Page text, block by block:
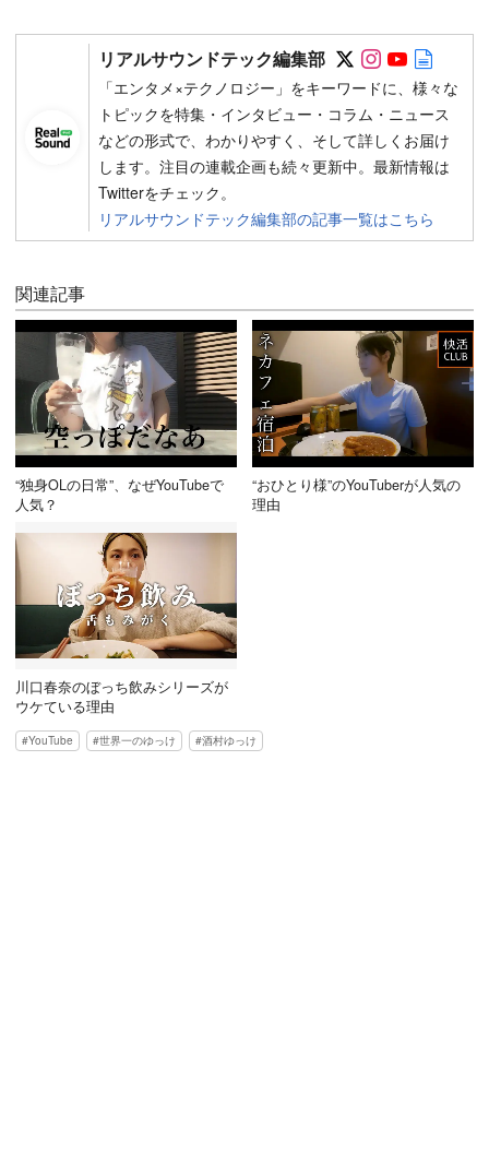
リアルサウンドテック編集部 Follow on
Follow on
Follow
「エンタメ×テクノロジー」をキーワードに、様々な
トピックを特集・インタビュー・コラム・ニュース
などの形式で、わかりやすく、そして詳しくお届け
します。注目の連載企画も続々更新中。最新情報は
Twitterをチェック。
リアルサウンドテック編集部の記事一覧はこちら
関連記事
“独身OLの日常”、なぜYouTubeで
人気？
“おひとり様”のYouTuberが人気の
理由
川口春奈のぼっち飲みシリーズが
ウケている理由
YouTube 世界一のゆっけ 酒村ゆっけ